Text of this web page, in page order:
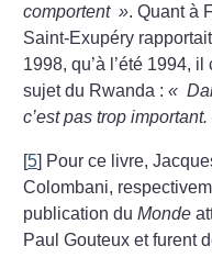
comportent ». Quant à
Saint-Exupéry
1998, qu’à l’été 1994,
sujet du Rwanda :«
c’est pas trop important.
[5] Pour ce livre,
Colombani,
publication duMonde
Paul Gouteux et furent